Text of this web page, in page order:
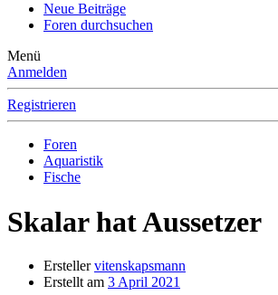
Neue Beiträge
Foren durchsuchen
Menü
Anmelden
Registrieren
Foren
Aquaristik
Fische
Skalar hat Aussetzer
Ersteller vitenskapsmann
Erstellt am 3 April 2021